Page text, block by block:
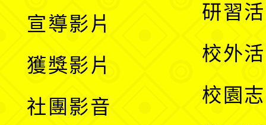
宣導影片
獲獎影片
社團影音
研習
校外
校園